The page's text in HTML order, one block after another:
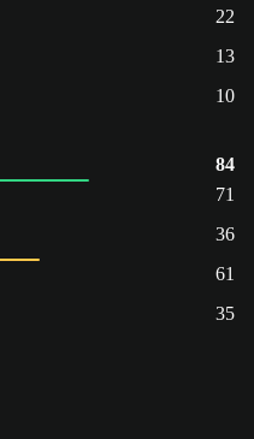
22
13
10
84
71
36
61
35